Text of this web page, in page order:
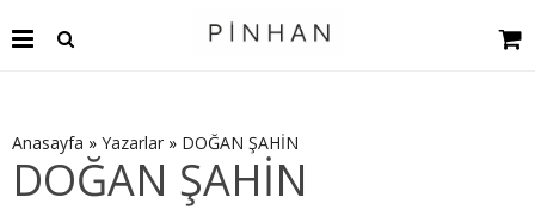
Anasayfa » Yazarlar » DOĞAN ŞAHİN
DOĞAN ŞAHİN